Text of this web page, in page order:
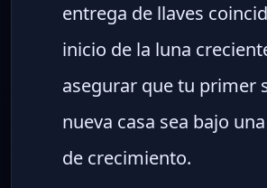
entrega de llaves
inicio de la luna
asegurar que tu primer
nueva casa sea bajo
de crecimiento.